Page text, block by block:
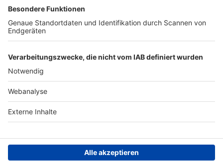
Nutzungsbedingungen Datenschutz Impressum